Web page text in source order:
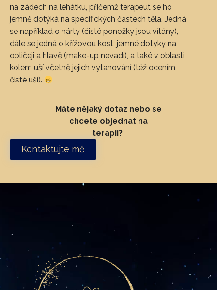
na zádech na lehátku, přičemž terapeut se ho
jemně dotýká na specifických částech těla. Jedná
se například o nárty (čisté ponožky jsou vítány),
dále se jedná o křížovou kost, jemné dotyky na
obličeji a hlavě (make-up nevadí), a také v oblasti
kolem uší včetně jejich vytahování (též ocením
čisté uši).
Máte nějaký dotaz nebo se
chcete objednat na
terapii?
Kontaktujte mě